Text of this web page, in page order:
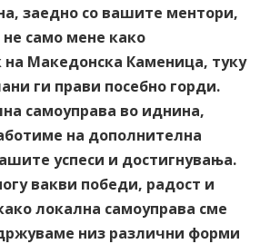
заедно со вашите ментори,
не само мене како
на Македонска Каменица, туку
ги прави посебно горди.
самоуправа во иднина,
на дополнителна
успеси и достигнувања.
вакви победи, радост и
локална самоуправа сме
низ различни форми